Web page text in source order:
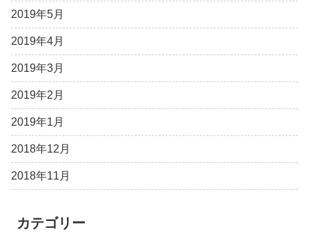
2019年5月
2019年4月
2019年3月
2019年2月
2019年1月
2018年12月
2018年11月
カテゴリー